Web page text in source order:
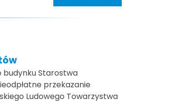
budynku Starostwa
przekazanie
Ludowego Towarzystwa